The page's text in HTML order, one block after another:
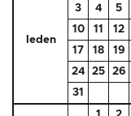
leden
3 4 5
10
11 12
17
18 19
24
25 26
31